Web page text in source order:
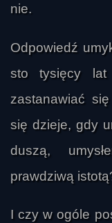
nie.
Odpowiedź
sto tysięcy lat
zastanawiać
się dzieje, gdy
duszą,
prawdziwą
I czy w ogóle